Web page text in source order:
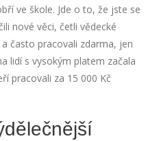
ve škole. Jde o to, že jste se
nové věci, četli vědecké
často pracovali zdarma, jen
lidí s vysokým platem začala
pracovali za 15 000 Kč